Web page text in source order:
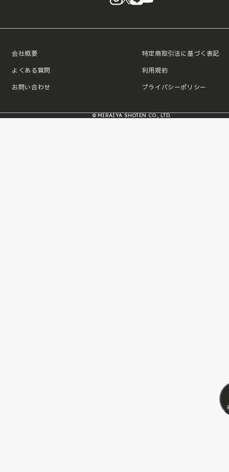
会社概要
よくある質問
お問い合わせ
特定商取引法に基づく表記
利用規約
プライバシーポリシー
© MIRAIYA SHOTEN CO., LTD.